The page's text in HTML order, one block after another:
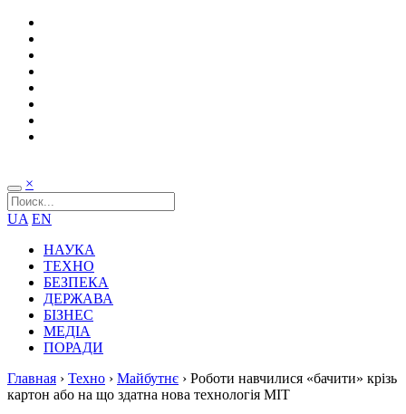
×
UA EN
НАУКА
ТЕХНО
БЕЗПЕКА
ДЕРЖАВА
БІЗНЕС
МЕДІА
ПОРАДИ
Главная › Техно › Майбутнє › Роботи навчилися «бачити» крізь
картон або на що здатна нова технологія MIT